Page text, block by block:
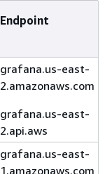
Endpoint
grafana.us-east-
2.amazonaws.com
grafana.us-east-
2.api.aws
grafana.us-east-
1.amazonaws.com